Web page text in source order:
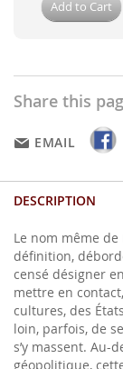
Add to Cart
Share this
EMAIL
DESCRIPTION
Le nom même
définition,
censé désigner
mettre en
cultures, des
loin, parfois, de
s’y massent. Au-
géopolitique,